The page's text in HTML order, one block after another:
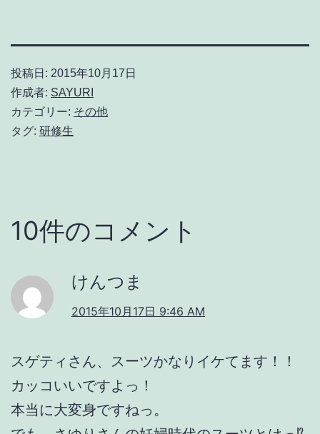
投稿日: 2015年10月17日
作成者: SAYURI
カテゴリー: その他
タグ: 研修生
10件のコメント
けんつま
2015年10月17日 9:46 AM
スゲティさん、スーツかなりイケてます！！
カッコいいですよっ！
本当に大変身ですねっ。